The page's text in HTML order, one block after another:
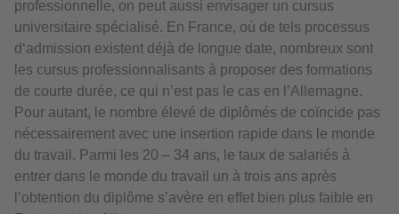
professionnelle, on peut aussi envisager un cursus
universitaire spécialisé. En France, où de tels processus
d‘admission existent déjà de longue date, nombreux sont
les cursus professionnalisants à proposer des formations
de courte durée, ce qui n’est pas le cas en l’Allemagne.
Pour autant, le nombre élevé de diplômés de coïncide pas
nécessairement avec une insertion rapide dans le monde
du travail. Parmi les 20 – 34 ans, le taux de salariés à
entrer dans le monde du travail un à trois ans après
l’obtention du diplôme s’avère en effet bien plus faible en